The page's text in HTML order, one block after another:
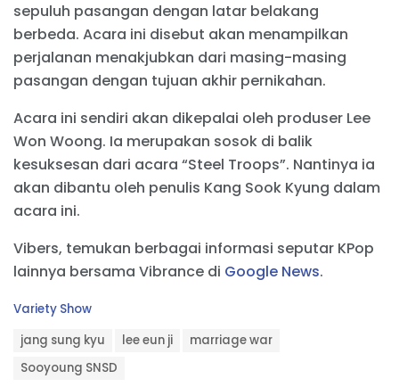
sepuluh pasangan dengan latar belakang
berbeda. Acara ini disebut akan menampilkan
perjalanan menakjubkan dari masing-masing
pasangan dengan tujuan akhir pernikahan.
Acara ini sendiri akan dikepalai oleh produser Lee
Won Woong. Ia merupakan sosok di balik
kesuksesan dari acara “Steel Troops”. Nantinya ia
akan dibantu oleh penulis Kang Sook Kyung dalam
acara ini.
Vibers, temukan berbagai informasi seputar KPop
lainnya bersama Vibrance di Google News.
C
Variety Show
a
jang sung kyu lee eun ji
marriage war
Sooyoung SNSD